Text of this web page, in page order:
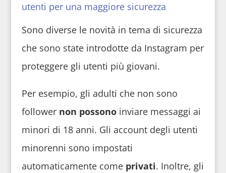
utenti per una maggiore sicurezza
Sono diverse le novità in tema di sicurezza
che sono state introdotte da Instagram per
proteggere gli utenti più giovani.
Per esempio, gli adulti che non sono
follower non possonoinviare messaggi ai
minori di 18 anni. Gli account degli utenti
minorenni sono impostati
automaticamente come privati. Inoltre, gli